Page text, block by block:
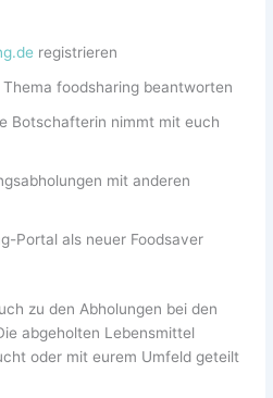
registrieren
Thema foodsharing beantworten
Botschafterin nimmt mit euch
mit anderen
Portal als neuer Foodsaver
zu den Abholungen bei den
abgeholten Lebensmittel
oder mit eurem Umfeld geteilt